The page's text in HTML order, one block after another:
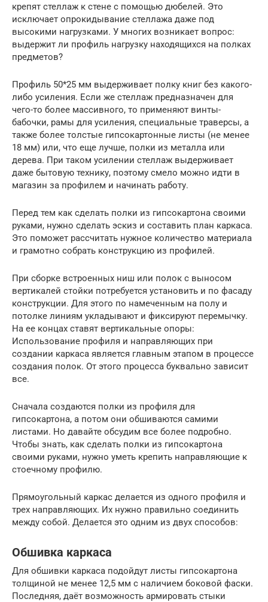
крепят стеллаж к стене с помощью дюбелей. Это
исключает опрокидывание стеллажа даже под
высокими нагрузками. У многих возникает вопрос:
выдержит ли профиль нагрузку находящихся на полках
предметов?
Профиль 50*25 мм выдерживает полку книг без какого-
либо усиления. Если же стеллаж предназначен для
чего-то более массивного, то применяют винты-
бабочки, рамы для усиления, специальные траверсы, а
также более толстые гипсокартонные листы (не менее
18 мм) или, что еще лучше, полки из металла или
дерева. При таком усилении стеллаж выдерживает
даже бытовую технику, поэтому смело можно идти в
магазин за профилем и начинать работу.
Перед тем как сделать полки из гипсокартона своими
руками, нужно сделать эскиз и составить план каркаса.
Это поможет рассчитать нужное количество материала
и грамотно собрать конструкцию из профилей.
При сборке встроенных ниш или полок с выносом
вертикалей стойки потребуется установить и по фасаду
конструкции. Для этого по намеченным на полу и
потолке линиям укладывают и фиксируют перемычку.
На ее концах ставят вертикальные опоры:
Использование профиля и направляющих при
создании каркаса является главным этапом в процессе
создания полок. От этого процесса буквально зависит
все.
Сначала создаются полки из профиля для
гипсокартона, а потом они обшиваются самими
листами. Но давайте обсудим все более подробно.
Чтобы знать, как сделать полки из гипсокартона
своими руками, нужно уметь крепить направляющие к
стоечному профилю.
Прямоугольный каркас делается из одного профиля и
трех направляющих. Их нужно правильно соединить
между собой. Делается это одним из двух способов:
Обшивка каркаса
Для обшивки каркаса подойдут листы гипсокартона
толщиной не менее 12,5 мм с наличием боковой фаски.
Последняя, даёт возможность армировать стыки